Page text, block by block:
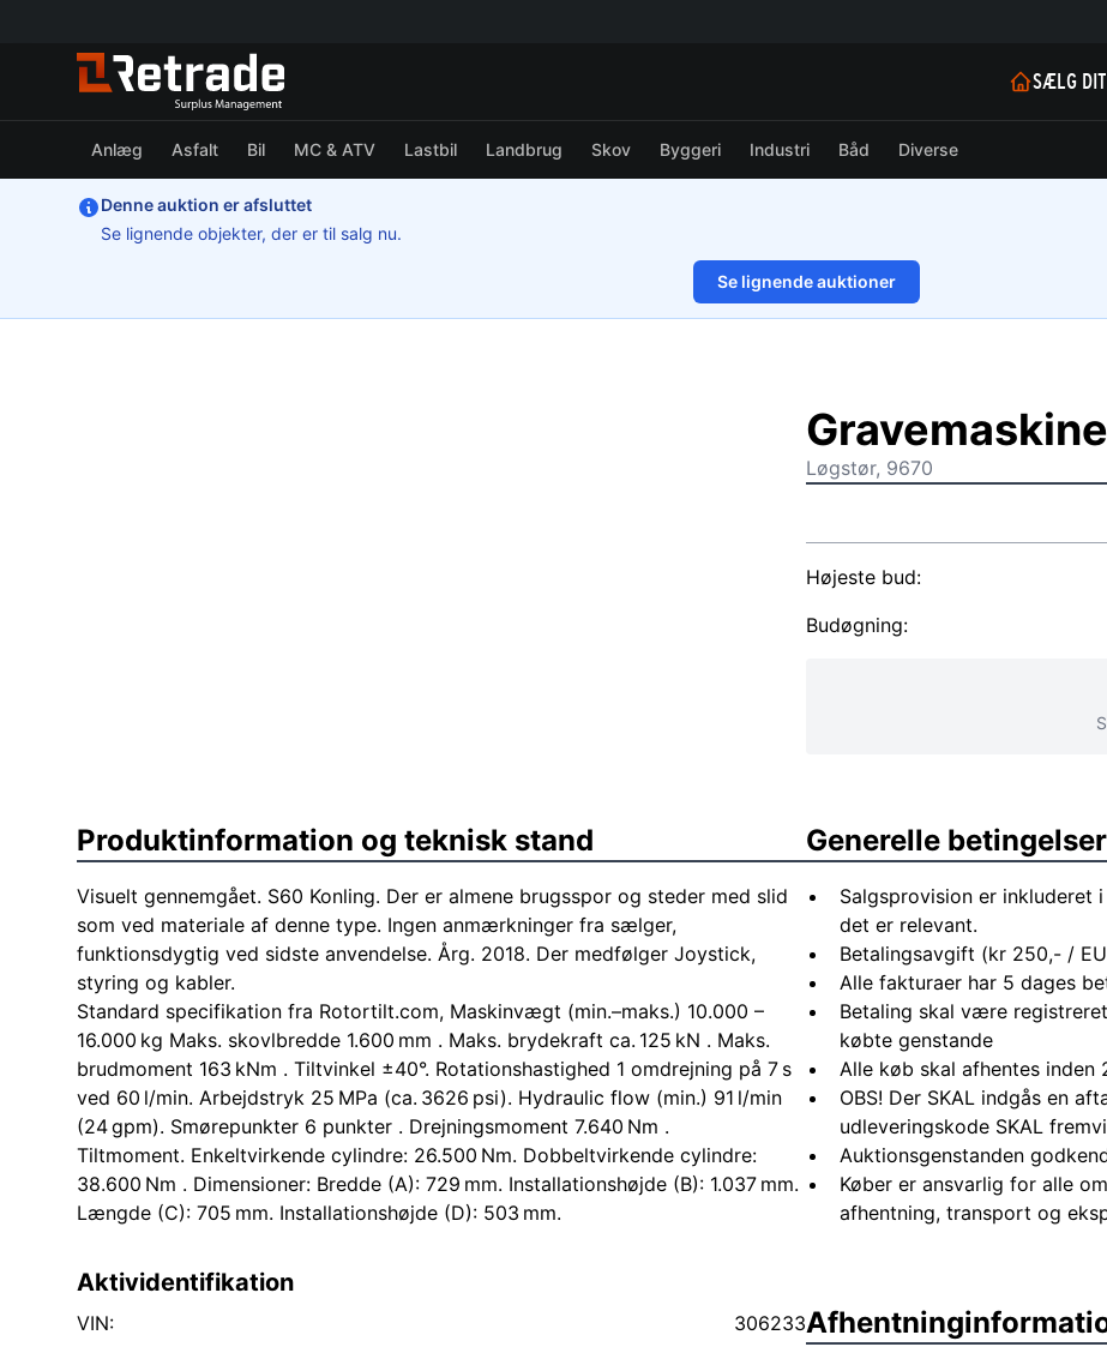
SÆLG
Anlæg Asfalt Bil MC & ATV Lastbil Landbrug Skov Byggeri Industri Båd Diverse
Denne auktion er afsluttet
Se lignende objekter, der er til salg nu.
Se lignende auktioner
1/19
Løgstør, 9670
Højeste bud:
Budøgning:
Produktinformation og teknisk stand
Visuelt gennemgået. S60 Konling. Der er almene brugsspor og steder med slid
som ved materiale af denne type. Ingen anmærkninger fra sælger,
funktionsdygtig ved sidste anvendelse. Årg. 2018. Der medfølger Joystick,
styring og kabler.
Standard specifikation fra Rotortilt.com, Maskinvægt (min.–maks.) 10.000 –
16.000 kg Maks. skovlbredde 1.600 mm . Maks. brydekraft ca. 125 kN . Maks.
brudmoment 163 kNm . Tiltvinkel ±40°. Rotationshastighed 1 omdrejning på 7 s
ved 60 l/min. Arbejdstryk 25 MPa (ca. 3626 psi). Hydraulic flow (min.) 91 l/min
(24 gpm). Smørepunkter 6 punkter . Drejningsmoment 7.640 Nm .
Tiltmoment. Enkeltvirkende cylindre: 26.500 Nm. Dobbeltvirkende cylindre:
38.600 Nm . Dimensioner: Bredde (A): 729 mm. Installationshøjde (B): 1.037 mm.
Længde (C): 705 mm. Installationshøjde (D): 503 mm.
Aktividentifikation
VIN: 306233
Generelle betingelser
Salgsprovision er
det er relevant.
Betalingsavgift (kr 250,- /
Alle fakturaer har 5 dages
Betaling skal være
købte genstande
Alle køb skal afhentes inden
OBS! Der SKAL indgås en
udleveringskode SKAL
Auktionsgenstanden
Køber er ansvarlig for alle
afhentning, transport og